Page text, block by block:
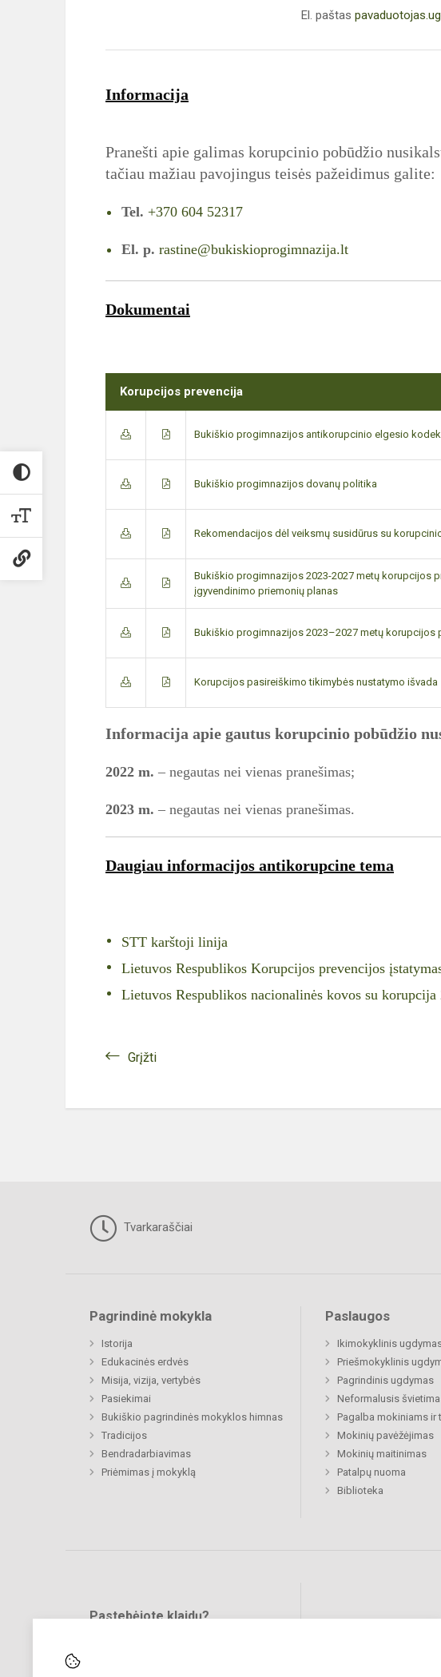
El. paštas
Informacija
Pranešti apie galimas korupcinio pobūdžio
tačiau mažiau pavojingus teisės pažeidimus galite:
Tel. +370 604 52317
El. p. rastine@bukiskioprogimnazija.lt
Dokumentai
Korupcijos prevencija
Bukiškio progimnazijos antikorupcinio elgesio
Bukiškio progimnazijos dovanų politika
Rekomendacijos dėl veiksmų susidūrus su
Bukiškio progimnazijos 2023-2027 metų korupcijos
įgyvendinimo priemonių planas
Bukiškio progimnazijos 2023–2027 metų korupcijos
Korupcijos pasireiškimo tikimybės nustatymo išvada
Informacija apie gautus korupcinio pobūdžio
2022 m. – negautas nei vienas pranešimas;
2023 m. – negautas nei vienas pranešimas.
Daugiau informacijos antikorupcine tema
STT karštoji linija
Lietuvos Respublikos Korupcijos prevencijos
Lietuvos Respublikos nacionalinės kovos su korupcija
Grįžti
Tvarkaraščiai
Pagrindinė mokykla
Istorija
Edukacinės erdvės
Misija, vizija, vertybės
Pasiekimai
Bukiškio pagrindinės mokyklos himnas
Tradicijos
Bendradarbiavimas
Priėmimas į mokyklą
Paslaugos
Ikimokyklinis
Priešmokyklinis
Pagrindinis ugdymas
Neformalusis
Pagalba mokiniams ir
Mokinių pavėžėjimas
Mokinių maitinimas
Patalpų nuoma
Biblioteka
Pastebėjote klaidų?